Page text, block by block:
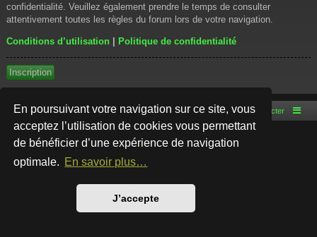
En poursuivant votre navigation sur ce site, vous
acceptez l’utilisation de cookies vous permettant
de bénéficier d’une expérience de navigation
optimale. En savoir plus…
J’accepte
confidentialité. Veuillez également prendre le temps de consulter
attentivement toutes les règles du forum lors de votre navigation.
Conditions d’utilisation | Politique de confidentialité
Inscription
Accueil du forum Nous contacter
Développé parphpBB® Forum Software © phpBB Limited
Style par
Traduction française officielle